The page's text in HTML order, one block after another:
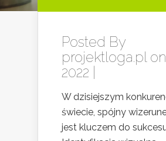
Posted By
projektloga.pl
2022 |
W dzisiejszym
świecie, spójny
jest kluczem do